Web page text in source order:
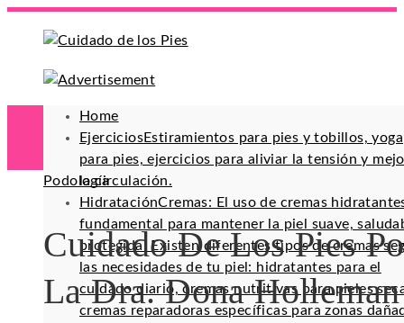
Home
EjerciciosEstiramientos para pies y tobillos, yoga
para pies, ejercicios para aliviar la tensión y
la circulación.
HidrataciónCremas: El uso de cremas
fundamental para mantener la piel suave,
protegida. Existen diferentes tipos de cremas
las necesidades de tu piel: hidratantes para el
cuidado diario, cremas nutritivas para pieles
cremas reparadoras específicas para zonas
Podología
Cuidado De Los Pies
La Dra. Dona Holleman